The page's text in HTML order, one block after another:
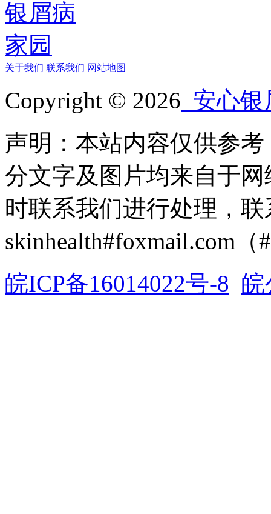
关于我们 联系我们 网站地图
Copyright © 2026 安心银
声明：本站内容仅供参
分文字及图片均来自于
时联系我们进行处理，
skinhealth#foxmail.com（
皖ICP备16014022号-8 皖